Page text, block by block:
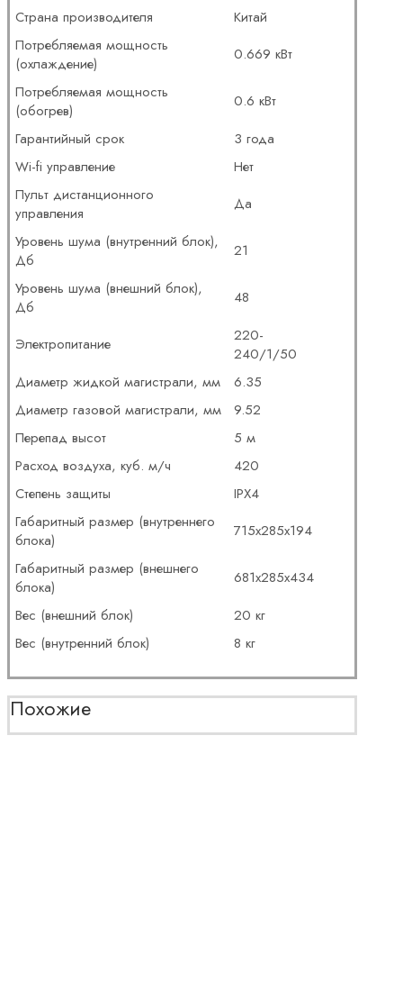
Страна производителя
Китай
Потребляемая мощность
(охлаждение)
0.669 кВт
Потребляемая мощность
(обогрев)
0.6 кВт
Гарантийный срок
3 года
Wi-fi управление
Нет
Пульт дистанционного
управления
Да
Уровень шума (внутренний блок),
Дб
21
Уровень шума (внешний блок),
Дб
48
Электропитание
220-
240/1/50
Диаметр жидкой магистрали, мм
6.35
Диаметр газовой магистрали, мм
9.52
Перепад высот
5 м
Расход воздуха, куб. м/ч
420
Степень защиты
IPX4
Габаритный размер (внутреннего
блока)
715х285х194
Габаритный размер (внешнего
блока)
681х285х434
Вес (внешний блок)
20 кг
Вес (внутренний блок)
8 кг
Похожие